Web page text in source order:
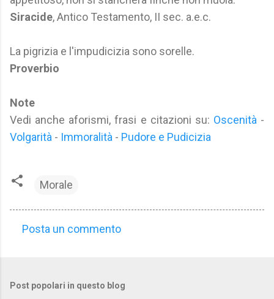
Siracide, Antico Testamento, II sec. a.e.c.
La pigrizia e l'impudicizia sono sorelle.
Proverbio
Note
Vedi anche aforismi, frasi e citazioni su: Oscenità -
Volgarità - Immoralità - Pudore e Pudicizia
Morale
m
Posta un commento
Post popolari in questo blog